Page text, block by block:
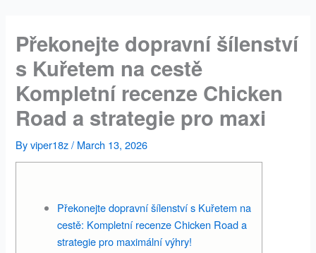
contentPřekonejte dopravní šílenství
s Kuřetem na cestě
Kompletní recenze Chicken
Road a strategie pro maxi
Byviper18z/ March 13, 2026
Překonejte dopravní šílenství s Kuřetem na
cestě: Kompletní recenze Chicken Road a
strategie pro maximální výhry!